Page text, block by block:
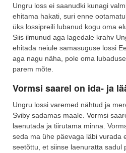
Ungru loss ei saanudki kunagi
ehitama hakati, suri enne
üks lossipreili lubanud kogu oma
Siis ilmunud aga lagedale krahv
ehitada neiule samasuguse lossi
aga nagu näha, pole oma
parem mõte.
Vormsi saarel on ida- ja
Ungru lossi varemed nähtud ja
Sviby sadamas maale. Vormsi
laenutada ja tiirutama minna.
seda ma ühe päevaga läbi vurada
seetõttu, et siinse laenuratta sadul